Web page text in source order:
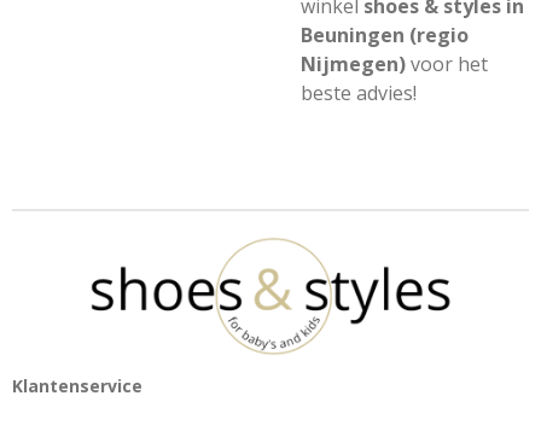
winkel shoes & styles in
Beuningen (regio
Nijmegen)voor het
beste advies!
Klantenservice